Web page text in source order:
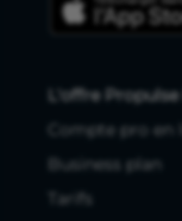
L'offre Propulse
Compte pro en
Business plan
Tarifs